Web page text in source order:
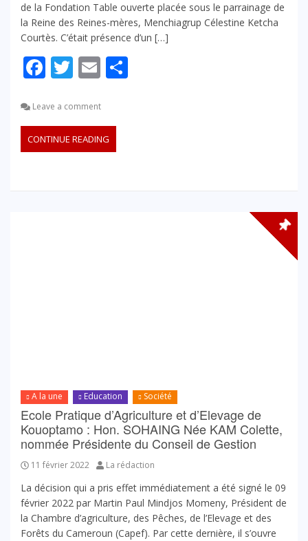
de la Fondation Table ouverte placée sous le parrainage de
la Reine des Reines-mères, Menchiagrup Célestine Ketcha
Courtès. C’était présence d’un […]
Facebook
Twitter
Email
Leave a comment
CONTINUE READING
A la une Education Société
Ecole Pratique d’Agriculture et d’Elevage de
Kouoptamo : Hon. SOHAING Née KAM Colette,
nommée Présidente du Conseil de Gestion
11 février 2022 La rédaction
La décision qui a pris effet immédiatement a été signé le 09
février 2022 par Martin Paul Mindjos Momeny, Président de
la Chambre d’agriculture, des Pêches, de l’Elevage et des
Forêts du Cameroun (Capef). Par cette dernière, il s’ouvre